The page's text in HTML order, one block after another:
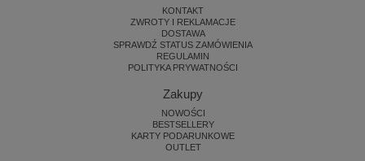
KONTAKT
ZWROTY I REKLAMACJE
DOSTAWA
SPRAWDŹ STATUS ZAMÓWIENIA
REGULAMIN
POLITYKA PRYWATNOŚCI
Zakupy
NOWOŚCI
BESTSELLERY
KARTY PODARUNKOWE
OUTLET